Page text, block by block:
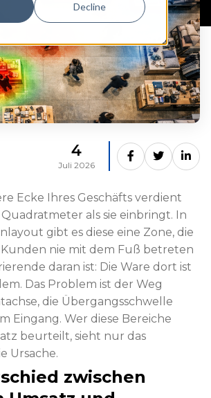
Decline
4
Juli 2026
Ecke Ihres Geschäfts verdient
als sie einbringt. In
gibt es diese eine Zone, die
nie mit dem Fuß betreten
daran ist: Die Ware dort ist
Das Problem ist der Weg
die Übergangsschwelle
Eingang. Wer diese Bereiche
beurteilt, sieht nur das
Ursache.
zwischen